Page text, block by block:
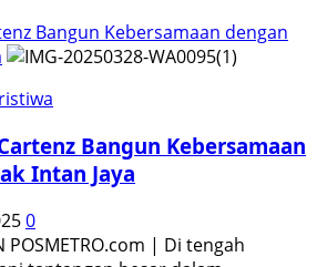
Bangun Kebersamaan dengan
Bangun Kebersamaan
Intan Jaya
0
POSMETRO.com | Di tengah